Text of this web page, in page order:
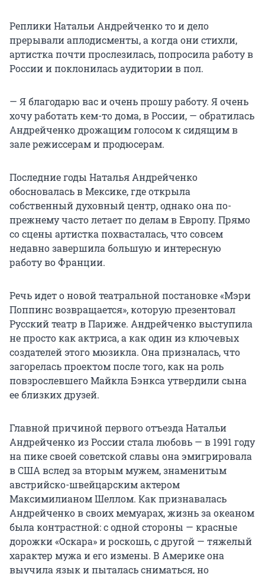
Реплики Натальи Андрейченко то и дело
прерывали аплодисменты, а когда они стихли,
артистка почти прослезилась, попросила работу в
России и поклонилась аудитории в пол.
— Я благодарю вас и очень прошу работу. Я очень
хочу работать кем-то дома, в России, — обратилась
Андрейченко дрожащим голосом к сидящим в
зале режиссерам и продюсерам.
Последние годы Наталья Андрейченко
обосновалась в Мексике, где открыла
собственный духовный центр, однако она по-
прежнему часто летает по делам в Европу. Прямо
со сцены артистка похвасталась, что совсем
недавно завершила большую и интересную
работу во Франции.
Речь идет о новой театральной постановке «Мэри
Поппинс возвращается», которую презентовал
Русский театр в Париже. Андрейченко выступила
не просто как актриса, а как один из ключевых
создателей этого мюзикла. Она призналась, что
загорелась проектом после того, как на роль
повзрослевшего Майкла Бэнкса утвердили сына
ее близких друзей.
Главной причиной первого отъезда Натальи
Андрейченко из России стала любовь — в 1991 году
на пике своей советской славы она эмигрировала
в США вслед за вторым мужем, знаменитым
австрийско-швейцарским актером
Максимилианом Шеллом. Как признавалась
Андрейченко в своих мемуарах, жизнь за океаном
была контрастной: с одной стороны — красные
дорожки «Оскара» и роскошь, с другой — тяжелый
характер мужа и его измены. В Америке она
выучила язык и пыталась сниматься, но